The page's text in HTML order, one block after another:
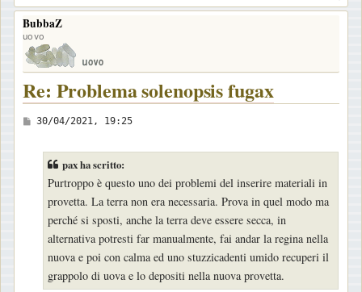
o
BubbaZ
uovo
Re: Problema solenopsis fugax
M
30/04/2021, 19:25
pax ha scritto:
Purtroppo è questo uno dei problemi del inserire materiali in
provetta. La terra non era necessaria. Prova in quel modo ma
perché si sposti, anche la terra deve essere secca, in
alternativa potresti far manualmente, fai andar la regina nella
nuova e poi con calma ed uno stuzzicadenti umido recuperi il
grappolo di uova e lo depositi nella nuova provetta.